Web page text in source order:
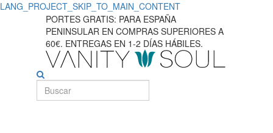
LANG_PROJECT_SKIP_TO_MAIN_CONTENT
PORTES GRATIS: PARA ESPAÑA
PENINSULAR EN COMPRAS SUPERIORES A
60€. ENTREGAS EN 1-2 DÍAS HÁBILES.